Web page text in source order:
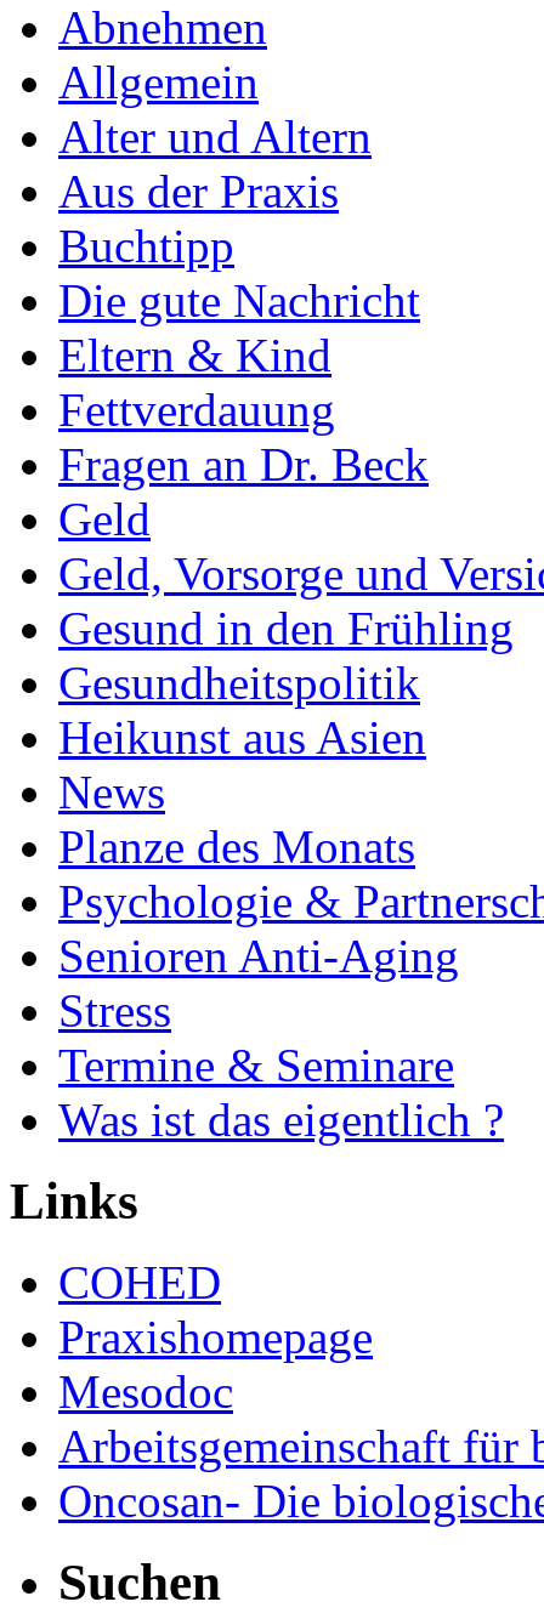
Abnehmen
Allgemein
Alter und Altern
Aus der Praxis
Buchtipp
Die gute Nachricht
Eltern & Kind
Fettverdauung
Fragen an Dr. Beck
Geld
Geld, Vorsorge und
Gesund in den Frühling
Gesundheitspolitik
Heikunst aus Asien
News
Planze des Monats
Psychologie &
Senioren Anti-Aging
Stress
Termine & Seminare
Was ist das eigentlich ?
Links
COHED
Praxishomepage
Mesodoc
Arbeitsgemeinschaft für
Oncosan- Die
Suchen